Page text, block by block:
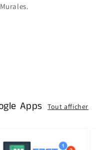
Apps Tout afficher